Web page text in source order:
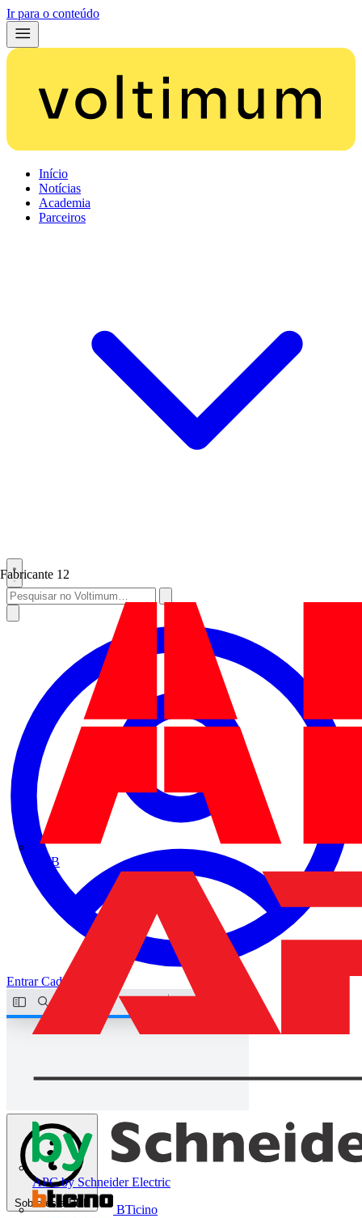
Ir para o conteúdo
Início
Notícias
Academia
Parceiros
Fabricante 12
ABB
APC by Schneider Electric
BTicino
EntrarCadastrar
Sobre este PDF